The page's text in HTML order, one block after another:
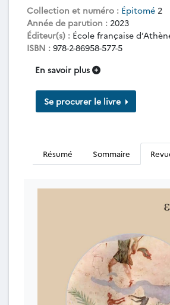
Collection et numéro : Épitomé 2
Année de parution : 2023
Éditeur(s) : École française
ISBN : 978-2-86958-577-5
En savoir plus
Se procurer le livre
Résumé Sommaire